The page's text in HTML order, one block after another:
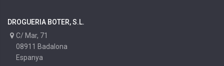
DROGUERIA BOTER, S.L.
C/ Mar, 71
08911 Badalona
Espanya